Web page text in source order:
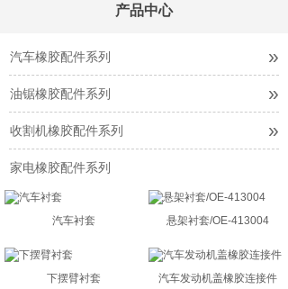
产品中心
汽车橡胶配件系列 »
油锯橡胶配件系列 »
收割机橡胶配件系列 »
家电橡胶配件系列
汽车衬套 悬架衬套/OE-413004
下摆臂衬套 汽车发动机盖橡胶连接件